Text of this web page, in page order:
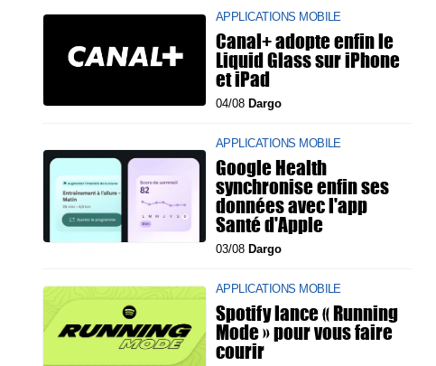
APPLICATIONS MOBILE
Canal+ adopte enfin le
Liquid Glass sur iPhone
et iPad
04/08 Dargo
APPLICATIONS MOBILE
Google Health
synchronise enfin ses
données avec l'app
Santé d'Apple
03/08 Dargo
APPLICATIONS MOBILE
Spotify lance « Running
Mode » pour vous faire
courir